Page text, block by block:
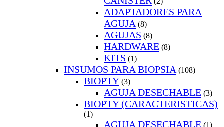
ADAPTADORES PARA
AGUJA (8)
AGUJAS (8)
HARDWARE (8)
KITS (1)
INSUMOS PARA BIOPSIA (108)
BIOPTY (3)
AGUJA DESECHABLE (3)
BIOPTY (CARACTERISTICAS)
(1)
AGUJA DESECHABLE